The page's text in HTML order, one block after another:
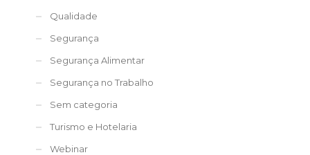
Qualidade
Segurança
Segurança Alimentar
Segurança no Trabalho
Sem categoria
Turismo e Hotelaria
Webinar